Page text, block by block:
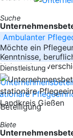
Suche
Ambulanter
Möchte ein
Kenntnisse,
Habe schon
Dienstleistung
Landkreis Gießen
Biete